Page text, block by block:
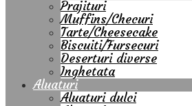
Prajituri
Muffins/Checuri
Tarte/Cheesecake
Biscuiti/Fursecuri
Deserturi diverse
Inghetata
Aluaturi
Aluaturi dulci